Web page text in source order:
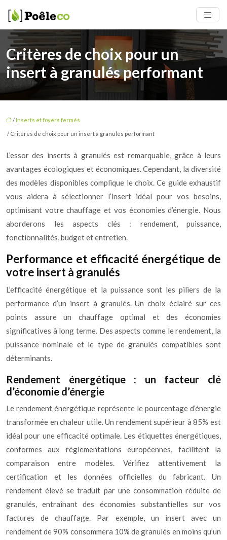
Critères de choix pour un
insert à granulés performant
/ Inserts et foyers fermés
/ Critères de choix pour un insert à granulés performant
L’essor des inserts à granulés est remarquable, grâce à leurs
avantages écologiques et économiques. Cependant, la diversité
des modèles disponibles complique le choix. Ce guide exhaustif
vous aidera à sélectionner l’insert idéal pour vos besoins,
optimisant votre chauffage et vos économies d’énergie. Nous
aborderons les aspects clés : rendement, puissance,
fonctionnalités, budget et entretien.
Performance et efficacité énergétique de
votre insert à granulés
L’efficacité énergétique et la puissance sont les piliers de la
performance d’un insert à granulés. Un choix éclairé sur ces
points assure un chauffage optimal et des économies
significatives à long terme. Des aspects comme le rendement, la
puissance nominale et le type de granulés compatibles sont
déterminants.
Rendement énergétique : un facteur clé
d’économie d’énergie
Le rendement énergétique représente le pourcentage d’énergie
transformée en chaleur utile. Un rendement supérieur à 85% est
idéal pour une efficacité optimale. Les étiquettes énergétiques,
conformes aux réglementations européennes, facilitent la
comparaison entre modèles. Vérifiez attentivement la
certification et les données officielles du fabricant. Un
rendement élevé se traduit par une consommation réduite de
granulés, entraînant des économies substantielles sur vos
factures de chauffage. Par exemple, un insert avec un
rendement de 90% consommera 10% de granulés en moins qu’un